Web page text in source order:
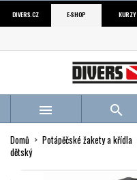
DIVERS.CZ E-SHOP KURZY
 
Domů Potápěčské žakety a křídla
dětský